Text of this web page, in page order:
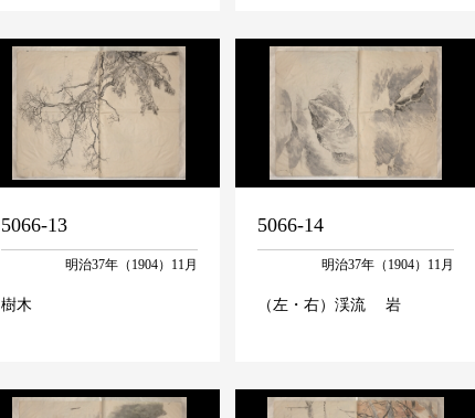
5066-13
明治37年（1904）11月
樹木
5066-14
明治37年（1904）11月
（左・右）渓流 岩